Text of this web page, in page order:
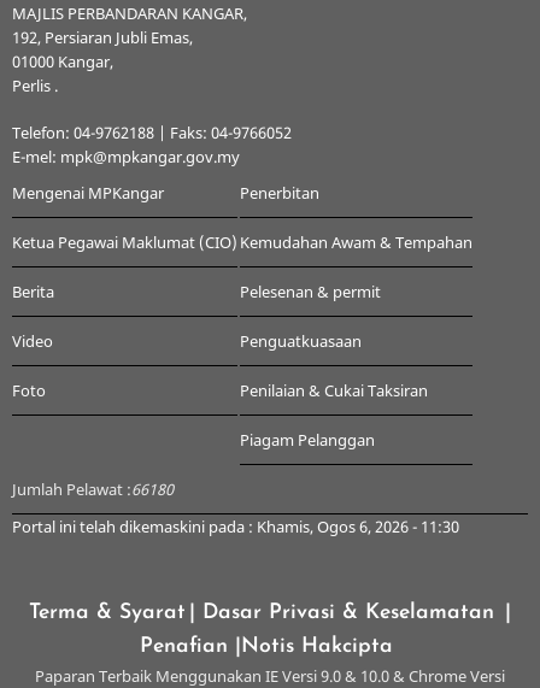
MAJLIS PERBANDARAN KANGAR,
192, Persiaran Jubli Emas,
01000 Kangar,
Perlis .
Telefon: 04-9762188 | Faks: 04-9766052
E-mel: mpk@mpkangar.gov.my
Mengenai MPKangar
Ketua Pegawai Maklumat (CIO)
Berita
Video
Foto
Penerbitan
Kemudahan Awam & Tempahan
Pelesenan & permit
Penguatkuasaan
Penilaian & Cukai Taksiran
Piagam Pelanggan
Jumlah Pelawat :66180
Portal ini telah dikemaskini pada : Khamis, Ogos 6, 2026 - 11:30
Terma & Syarat | Dasar Privasi & Keselamatan
Penafian
|Notis Hakcipta
Paparan Terbaik Menggunakan IE Versi 9.0 & 10.0 & Chrome Versi